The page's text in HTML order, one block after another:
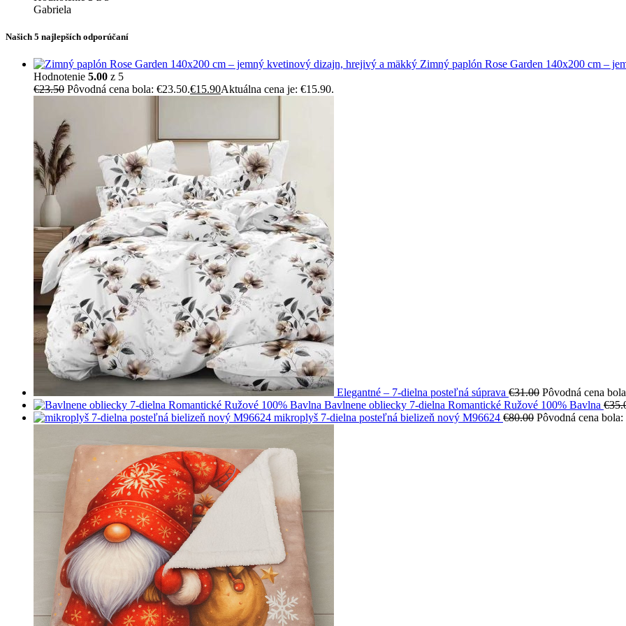
Gabriela
Našich 5 najlepších odporúčaní
Zimný paplón Rose Garden 140x200 cm –
Hodnotenie 5.00 z 5
€23.50 Pôvodná cena bola: €23.50.€15.90Aktuálna cena je: €15.90.
Elegantné – 7-dielna posteľná súprava €31.00 Pôvodná cena
Bavlnene obliecky 7-dielna Romantické Ružové 100% Bavlna €
mikroplyš 7-dielna posteľná bielizeň nový M96624 €80.00 Pôvodná cena bola: